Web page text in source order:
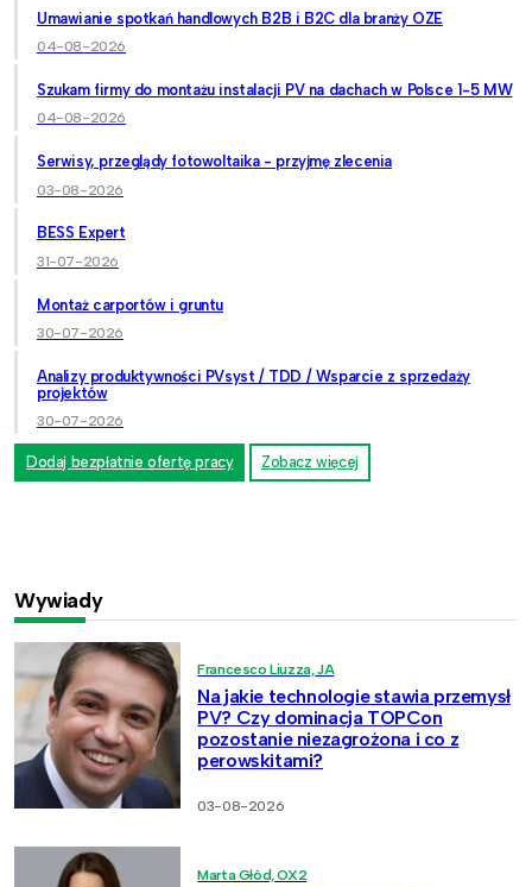
Umawianie spotkań handlowych B2B i B2C dla branży OZE
04-08-2026
Szukam firmy do montażu instalacji PV na dachach w Polsce 1-5 MW
04-08-2026
Serwisy, przeglądy fotowoltaika - przyjmę zlecenia
03-08-2026
BESS Expert
31-07-2026
Montaż carportów i gruntu
30-07-2026
Analizy produktywności PVsyst / TDD / Wsparcie z sprzedaży
projektów
30-07-2026
Dodaj bezpłatnie ofertę pracy Zobacz więcej
Wywiady
Francesco Liuzza, JA
Na jakie technologie stawia przemysł
PV? Czy dominacja TOPCon
pozostanie niezagrożona i co z
perowskitami?
03-08-2026
Marta Głód, OX2